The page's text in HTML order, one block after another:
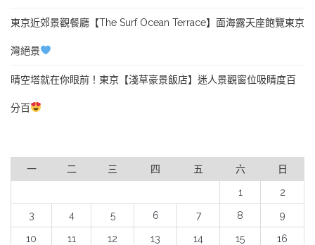
東京近郊景觀餐廳【The Surf Ocean Terrace】面海露天座飽覽東京
灣絕景
晴空塔就在你眼前！東京【淺草豪景飯店】迷人景觀窗位吸睛度百
分百
一 二 三 四 五 六 日
1 2
3 4 5 6 7 8 9
10 11 12 13 14 15 16